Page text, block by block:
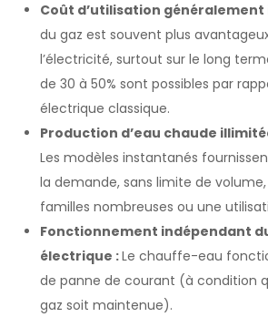
Coût d’utilisation
du gaz est souvent plus
l’électricité, surtout sur le long
de 30 à 50% sont possibles par
électrique classique.
Production d’eau chaude
Les modèles instantanés
la demande, sans limite de
familles nombreuses ou une
Fonctionnement indépendant
électrique :Le chauffe-eau
de panne de courant (à condition
gaz soit maintenue).